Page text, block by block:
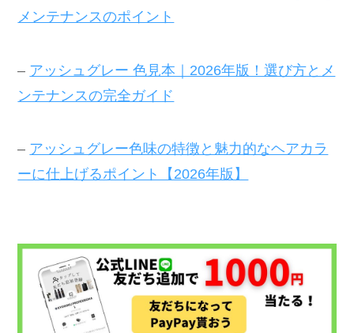
メンテナンスのポイント
– アッシュグレー 色見本｜2026年版！選び方とメ
ンテナンスの完全ガイド
– アッシュグレー色味の特徴と魅力的なヘアカラ
ーに仕上げるポイント【2026年版】